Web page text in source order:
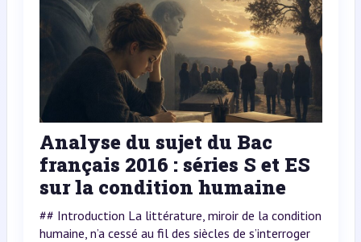
Analyse du sujet du Bac
français 2016 : séries S et ES
sur la condition humaine
## Introduction La littérature, miroir de la condition
humaine, n’a cessé au fil des siècles de s’interroger